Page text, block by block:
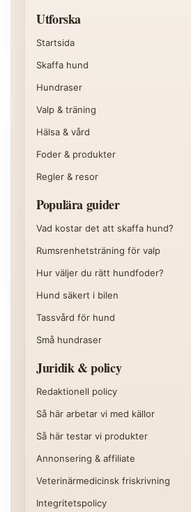
Utforska
Startsida
Skaffa hund
Hundraser
Valp & träning
Hälsa & vård
Foder & produkter
Regler & resor
Populära guider
Vad kostar det att skaffa hund?
Rumsrenhetsträning för valp
Hur väljer du rätt hundfoder?
Hund säkert i bilen
Tassvård för hund
Små hundraser
Juridik & policy
Redaktionell policy
Så här arbetar vi med källor
Så här testar vi produkter
Annonsering & affiliate
Veterinärmedicinsk friskrivning
Integritetspolicy